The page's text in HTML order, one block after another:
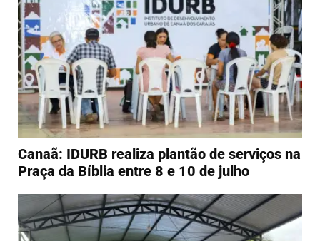
Canaã: IDURB realiza plantão de serviços na
Praça da Bíblia entre 8 e 10 de julho